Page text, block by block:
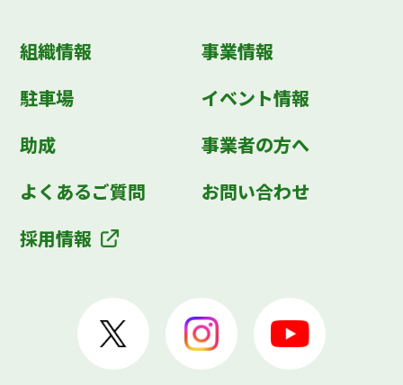
組織情報
事業情報
駐車場
イベント情報
助成
事業者の方へ
よくあるご質問
お問い合わせ
採用情報